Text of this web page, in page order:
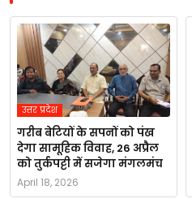
उत्तर प्रदेश
गरीब बेटियों के सपनों को पंख
देगा सामूहिक विवाह, 26 अप्रैल
को तुर्कपट्टी में सजेगा मंगलमंच
April 18, 2026